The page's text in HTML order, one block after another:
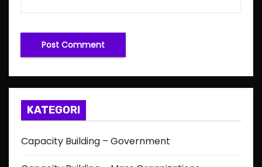
KATEGORI
Capacity Building – Government